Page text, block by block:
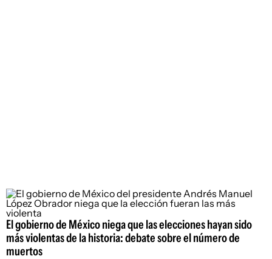
El gobierno de México niega que las elecciones hayan sido
más violentas de la historia: debate sobre el número de
muertos